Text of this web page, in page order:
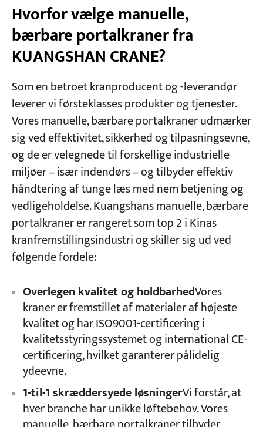
Hvorfor vælge manuelle,
bærbare portalkraner fra
KUANGSHAN CRANE?
Som en betroet kranproducent og -leverandør
leverer vi førsteklasses produkter og tjenester.
Vores manuelle, bærbare portalkraner udmærker
sig ved effektivitet, sikkerhed og tilpasningsevne,
og de er velegnede til forskellige industrielle
miljøer – især indendørs – og tilbyder effektiv
håndtering af tunge læs med nem betjening og
vedligeholdelse. Kuangshans manuelle, bærbare
portalkraner er rangeret som top 2 i Kinas
kranfremstillingsindustri og skiller sig ud ved
følgende fordele:
Overlegen kvalitet og holdbarhedVores
kraner er fremstillet af materialer af højeste
kvalitet og har ISO9001-certificering i
kvalitetsstyringssystemet og international CE-
certificering, hvilket garanterer pålidelig
ydeevne.
1-til-1 skræddersyede løsningerVi forstår, at
hver branche har unikke løftebehov. Vores